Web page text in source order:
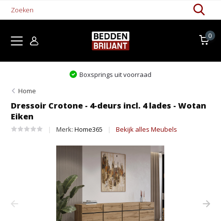
0
Boxsprings uit voorraad
Home
Dressoir Crotone - 4-deurs incl. 4 lades - Wotan
Eiken
Merk:Home365 Bekijk alles Meubels